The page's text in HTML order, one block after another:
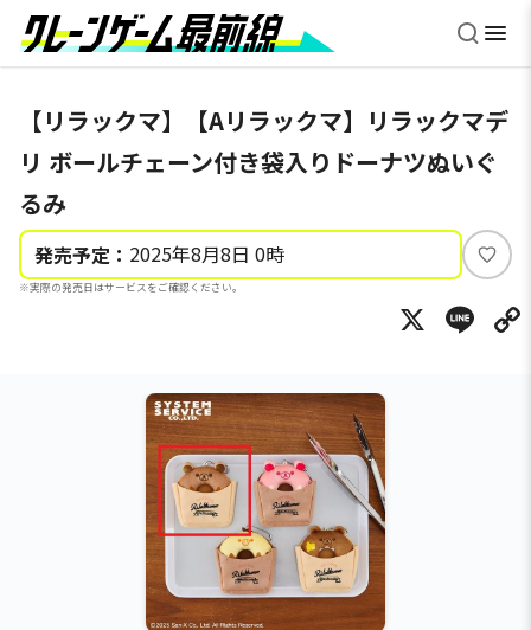
【リラックマ】【Aリラックマ】リラックマデ
リ ボールチェーン付き袋入りドーナツぬいぐ
るみ
発売予定： 2025年8月8日 0時
※実際の発売日はサービスをご確認ください。
い
ね
X